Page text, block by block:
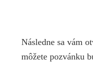
Následne sa vám
môžete pozvánku